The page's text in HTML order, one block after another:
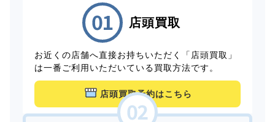
店頭買取
お近くの店舗へ直接お持ちいただく「店頭買取」
は一番ご利用いただいている買取方法です。
店頭買取予約はこちら